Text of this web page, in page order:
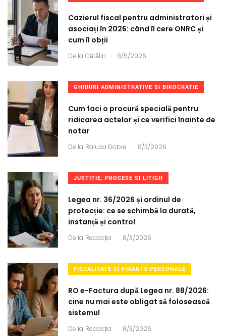
Cazierul fiscal pentru administratori și
asociați în 2026: când îl cere ONRC și
cum îl obții
De la Cătălin . 8/5/2026
GHIDURI ADMINISTRATIVE SI BIROCRATIE
Cum faci o procură specială pentru
ridicarea actelor și ce verifici înainte de
notar
De la Raluca Dobre . 8/3/2026
JUSTITIE, PROCESE SI LITIGII
Legea nr. 36/2026 și ordinul de
protecție: ce se schimbă la durată,
instanță și control
De la Redacția . 8/3/2026
FISCALITATE SI FINANTE PERSONALE
RO e-Factura după Legea nr. 88/2026:
cine nu mai este obligat să folosească
sistemul
De la Redacția . 8/3/2026